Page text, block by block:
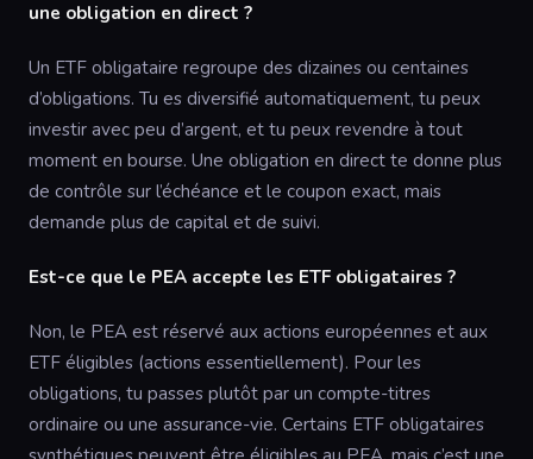
une obligation en direct ?
Un ETF obligataire regroupe des dizaines ou centaines
d’obligations. Tu es diversifié automatiquement, tu peux
investir avec peu d’argent, et tu peux revendre à tout
moment en bourse. Une obligation en direct te donne plus
de contrôle sur l’échéance et le coupon exact, mais
demande plus de capital et de suivi.
Est-ce que le PEA accepte les ETF obligataires ?
Non, le PEA est réservé aux actions européennes et aux
ETF éligibles (actions essentiellement). Pour les
obligations, tu passes plutôt par un compte-titres
ordinaire ou une assurance-vie. Certains ETF obligataires